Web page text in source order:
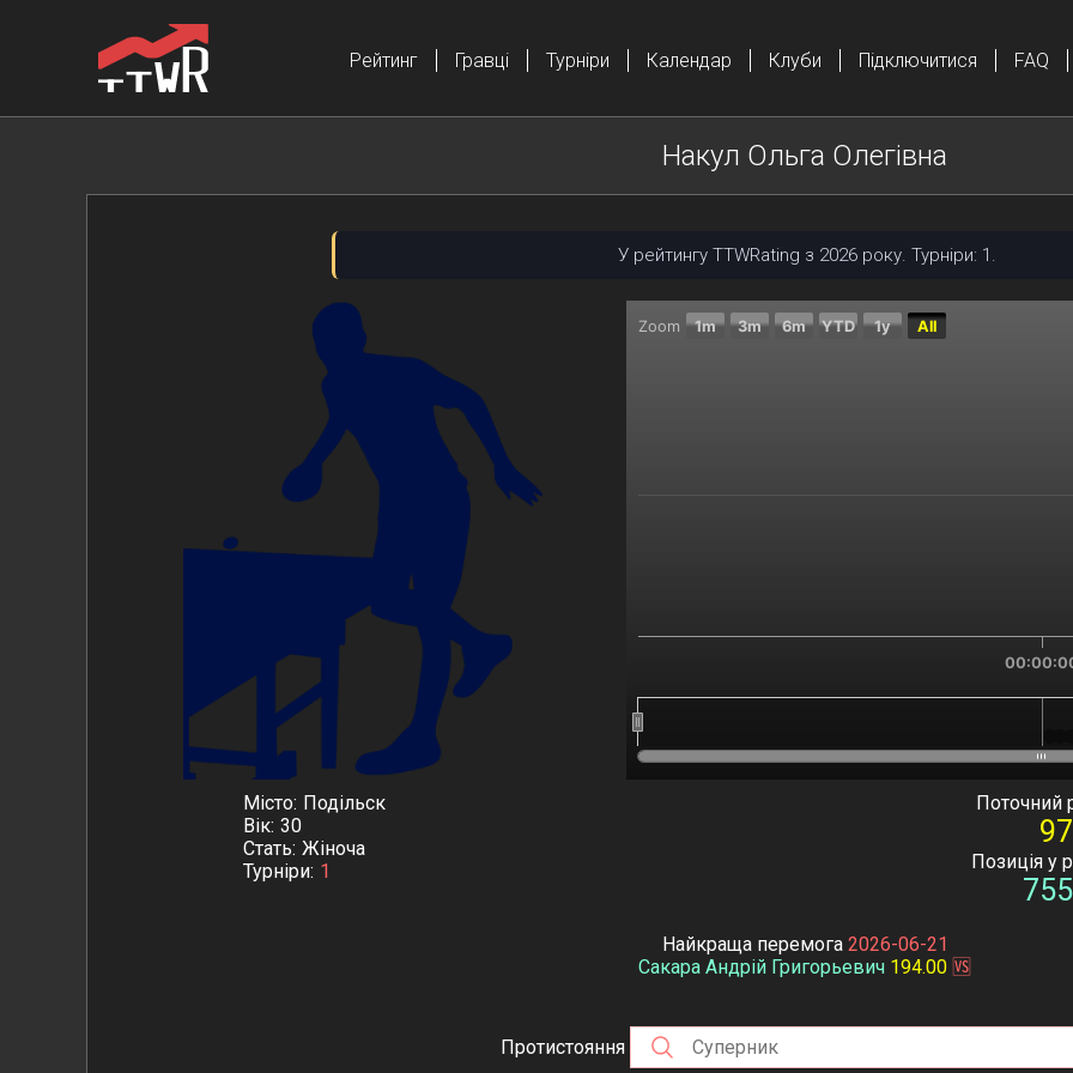
Рейтинг Гравці Турніри Календар Клуби Підключитися FAQ
Накул Ольга Олегівна
У рейтингу TTWRating з 2026 року. Турніри: 1.
Chart
Zoom 1m 3m 6m YTD 1y All
Місто Подільск
Вік 30
Стать Жіноча
Турніри 1
Поточний
97
Позиція у
Найкраща перемога 2026-06-21
Сакара Андрій Григорьевич 194.00 🆚
Протистояння